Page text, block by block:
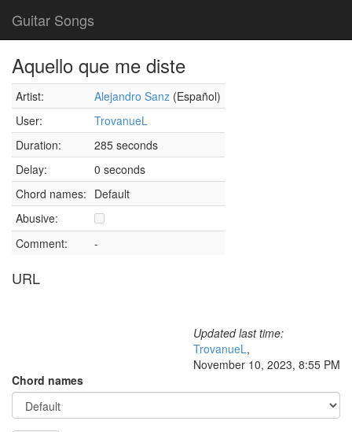
Guitar Songs
Aquello que me diste
Artist: Alejandro Sanz (Español)
User:
TrovanueL
Duration:
285 seconds
Delay:
0 seconds
Chord names: Default
Abusive:
Comment:
-
URL
Updated last time:
TrovanueL,
November 10, 2023, 8:55 PM
Chord names